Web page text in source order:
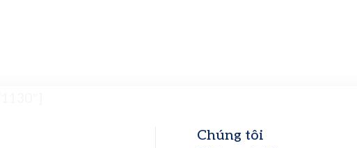
Chúng tôi